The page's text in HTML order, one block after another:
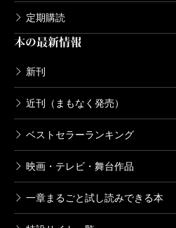
定期購読
本の最新情報
新刊
近刊（まもなく発売）
ベストセラーランキング
映画・テレビ・舞台作品
一章まるごと試し読みできる本